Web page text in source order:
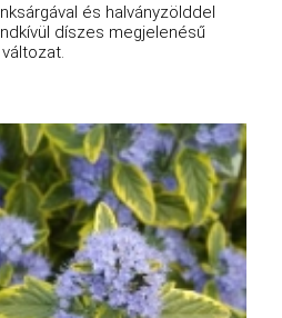
és halványzölddel
díszes megjelenésű
változat.